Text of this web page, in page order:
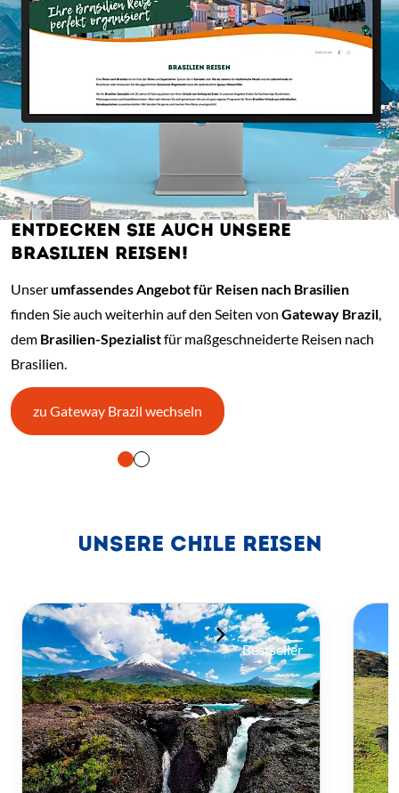
ENTDECKEN SIE AUCH UNSERE
BRASILIEN REISEN!
Unserumfassendes Angebot für Reisen nach Brasilien
finden Sie auch weiterhin auf den Seiten von Gateway Brazil,
dem Brasilien-Spezialistfür maßgeschneiderte Reisen nach
Brasilien.
zu Gateway Brazil wechseln (Link öffnet einen neuen Tab)
und Vorlesen der Inhalte mit Leertaste oder Tabulator-Taste.
UNSERE CHILE REISEN
Bestseller